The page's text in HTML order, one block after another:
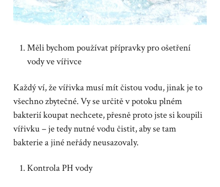
Měli bychom používat přípravky pro ošetření
vody ve vířivce
Každý ví, že vířivka musí mít čistou vodu, jinak je to
všechno zbytečné. Vy se určitě v potoku plném
bakterií koupat nechcete, přesně proto jste si koupili
vířivku – je tedy nutné vodu čistit, aby se tam
bakterie a jiné neřády neusazovaly.
Kontrola PH vody